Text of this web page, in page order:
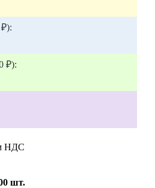
₽):
НДС
шт.